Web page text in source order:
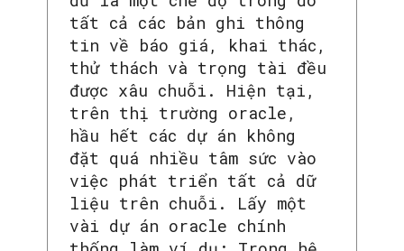
tất cả các bản ghi thông
tin về báo giá, khai thác,
thử thách và trọng tài đều
được xâu chuỗi. Hiện tại,
trên thị trường oracle,
hầu hết các dự án không
đặt quá nhiều tâm sức vào
việc phát triển tất cả dữ
liệu trên chuỗi. Lấy một
vài dự án oracle chính